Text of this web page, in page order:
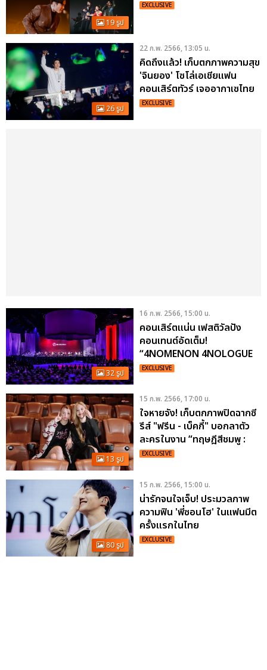
19 รูป
EXCLUSIVE
26 รูป
22 ก.พ. 2566, 13:05 น.
คิดถึงแล้ว! เก็บตกภาพความสุข
'จินยอง' โซโล่เอเชียแฟน
คอนเสิร์ตทัวร์ เจออากาเซไทย
ในรอบ 4 ปี
EXCLUSIVE
32 รูป
16 ก.พ. 2566, 15:00 น.
คอนเสิร์ตแน่น เฟสติวัลปัง
คอนเทนต์อัดเต็ม!
“4NOMENON 4NOLOGUE
VISION 2023” ปีนี้
EXCLUSIVE
13 รูป
15 ก.พ. 2566, 17:00 น.
ใจหายจัง! เก็บตกภาพปิดฉากซี
รีส์ "ฟรีน - เบ็คกี้" บอกลาตัว
ละครในงาน “ทฤษฎีสีชมพู :
THE DEBUTANTE”
EXCLUSIVE
80 รูป
15 ก.พ. 2566, 15:00 น.
น่ารักจนใจเจ็บ! ประมวลภาพ
ความฟิน 'พี่ซอนโฮ' ในแฟนมีต
ครั้งแรกในไทย
EXCLUSIVE